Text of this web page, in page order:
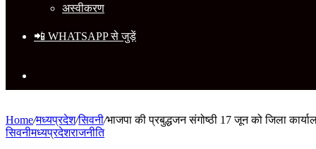
अस्वीकरण
📲 WHATSAPP से जुड़ें
Home/मध्यप्रदेश/सिवनी/भाजपा की प्रबुद्धजन संगोष्ठी 17 जून को जिला
सिवनीमध्यप्रदेशराजनीति